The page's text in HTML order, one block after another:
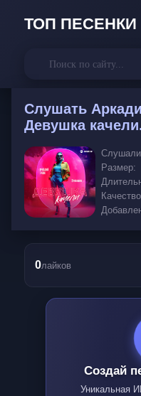
ТОП ПЕСЕНКИ
Слушать
Девушка
Размер:
0лайков
Создай
Уникальная